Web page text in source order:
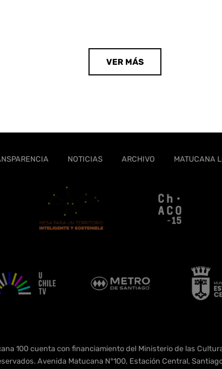
VER MÁS
NOTICIAS ARCHIVO MATUCANA
100 cuenta con financiamiento del Ministerio de las
Avenida Matucana N°100, Estación Central,